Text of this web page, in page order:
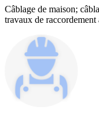
Câblage de maison;
travaux de